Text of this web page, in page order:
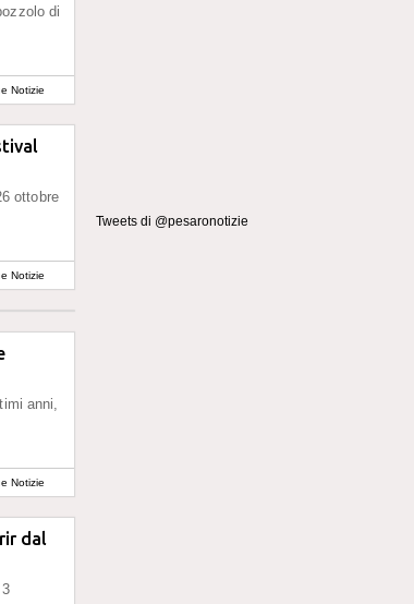
di
Notizie
ottobre
Notizie
anni,
Notizie
dal
Tweets di @pesaronotizie